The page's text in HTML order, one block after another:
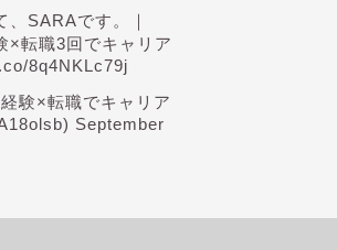
、SARAです。｜
×転職3回でキャリア
8q4NKLc79j
験×転職でキャリア
September